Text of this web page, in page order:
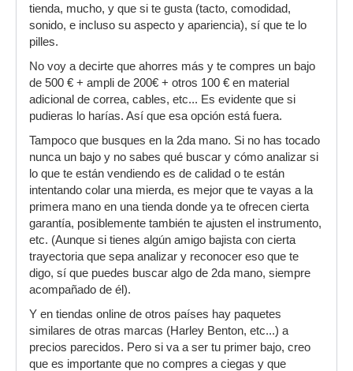
tienda, mucho, y que si te gusta (tacto, comodidad,
sonido, e incluso su aspecto y apariencia), sí que te lo
pilles.
No voy a decirte que ahorres más y te compres un bajo
de 500 € + ampli de 200€ + otros 100 € en material
adicional de correa, cables, etc... Es evidente que si
pudieras lo harías. Así que esa opción está fuera.
Tampoco que busques en la 2da mano. Si no has tocado
nunca un bajo y no sabes qué buscar y cómo analizar si
lo que te están vendiendo es de calidad o te están
intentando colar una mierda, es mejor que te vayas a la
primera mano en una tienda donde ya te ofrecen cierta
garantía, posiblemente también te ajusten el instrumento,
etc. (Aunque si tienes algún amigo bajista con cierta
trayectoria que sepa analizar y reconocer eso que te
digo, sí que puedes buscar algo de 2da mano, siempre
acompañado de él).
Y en tiendas online de otros países hay paquetes
similares de otras marcas (Harley Benton, etc...) a
precios parecidos. Pero si va a ser tu primer bajo, creo
que es importante que no compres a ciegas y que